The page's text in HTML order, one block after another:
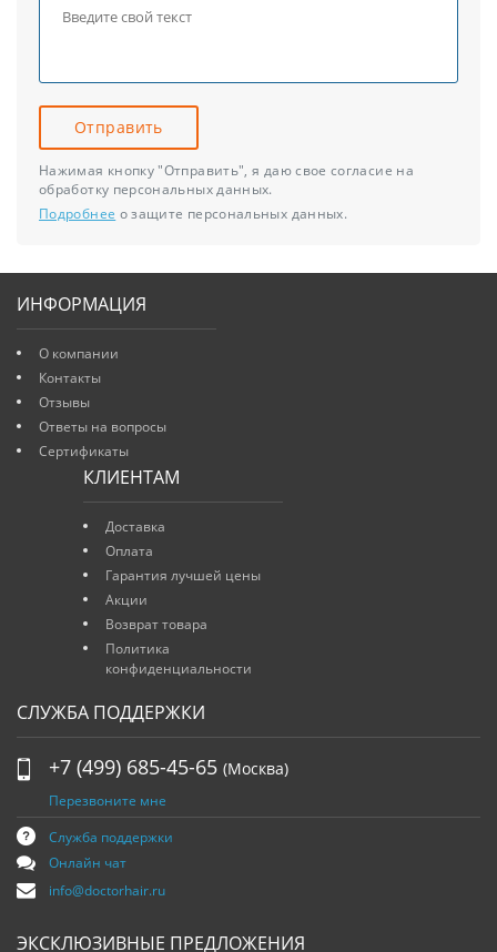
Отправить
Нажимая кнопку "Отправить", я даю свое согласие на
обработку персональных данных.
Подробнее о защите персональных данных.
ИНФОРМАЦИЯ
О компании
Контакты
Отзывы
Ответы на вопросы
Сертификаты
КЛИЕНТАМ
Доставка
Оплата
Гарантия лучшей цены
Акции
Возврат товара
Политика
конфиденциальности
СЛУЖБА ПОДДЕРЖКИ
+7 (499) 685-45-65 (Москва)
Перезвоните мне
Служба поддержки
Онлайн чат
info@doctorhair.ru
ЭКСКЛЮЗИВНЫЕ ПРЕДЛОЖЕНИЯ